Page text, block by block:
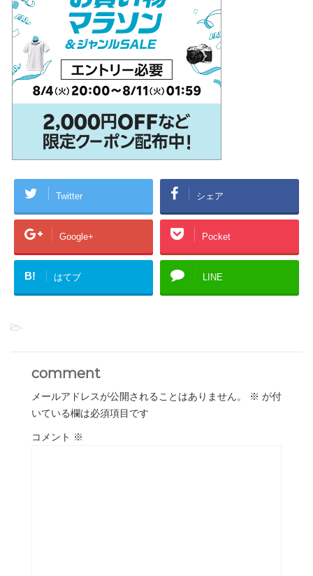
Twitter シェア
Google+ Pocket
B! はてブ LINE
-
comment
メールアドレスが公開されることはありません。 ※ が付
いている欄は必須項目です
コメント ※